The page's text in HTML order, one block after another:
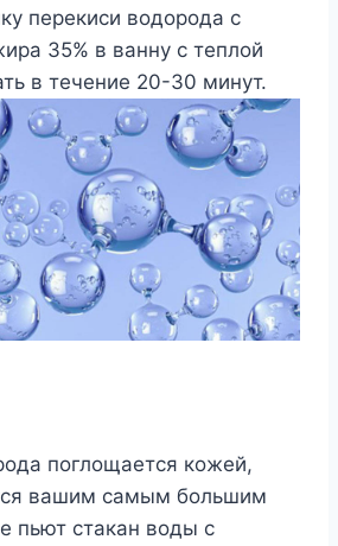
перекиси водорода с
35% в ванну с теплой
в течение 20-30 минут.
поглощается кожей,
вашим самым большим
пьют стакан воды с